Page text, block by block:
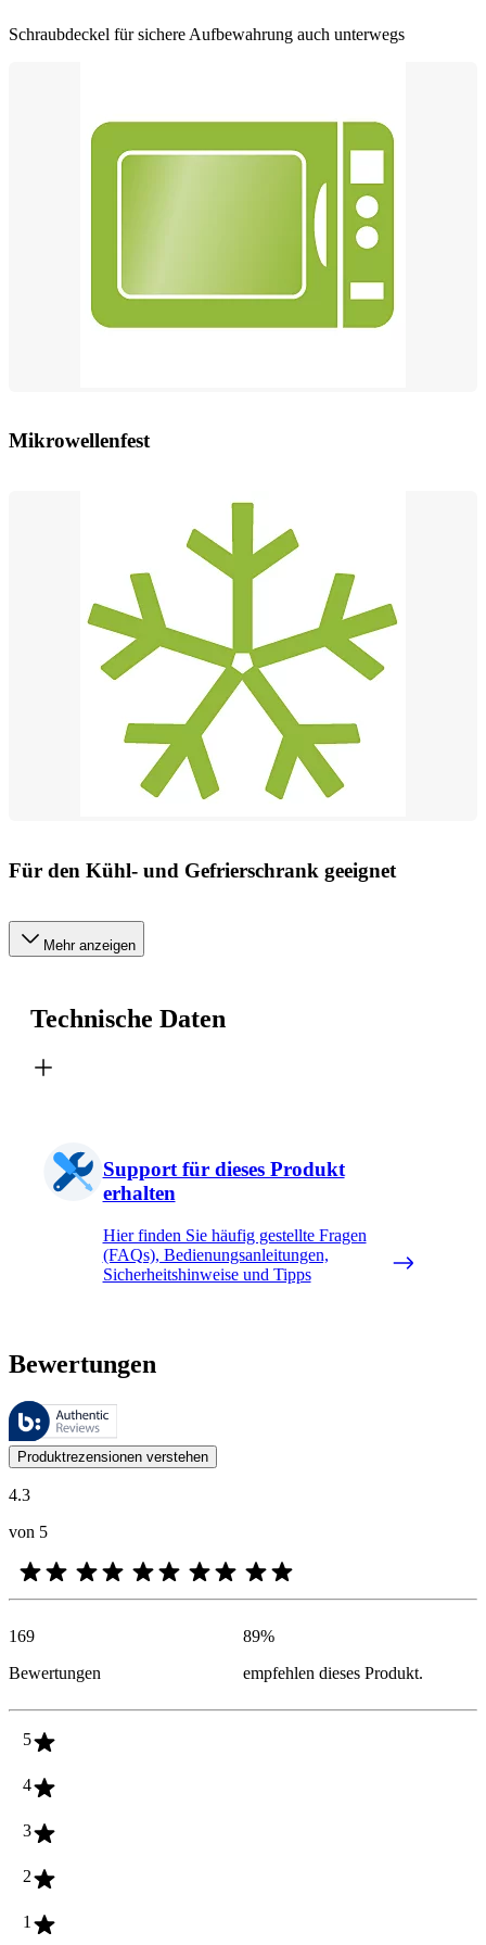
Schraubdeckel für sichere Aufbewahrung auch unterwegs
Mikrowellenfest
Für den Kühl- und Gefrierschrank geeignet
Mehr anzeigen
Technische Daten
Support für dieses Produkt
erhalten
Hier finden Sie häufig gestellte Fragen
(FAQs), Bedienungsanleitungen,
Sicherheitshinweise und Tipps
Bewertungen
Diese Bewertungen werden von Bazaarvoice verwaltet und
Kundenmeinungen in Form von Produkt- und Sternebewertungen
Produktrezensionen verstehen
4.3
von 5
169
Bewertungen
89%
empfehlen dieses Produkt.
5
4
3
2
1